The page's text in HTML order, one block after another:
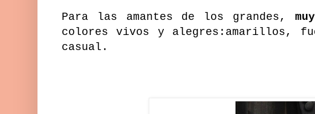
Para las amantes de los grandes,
colores vivos y alegres:amarillos,
casual.